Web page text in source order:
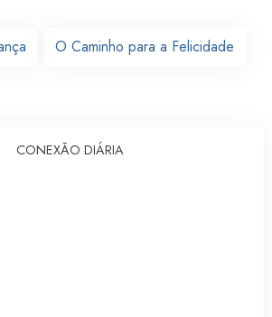
O Caminho para a Felicidade
CONEXÃO DIÁRIA